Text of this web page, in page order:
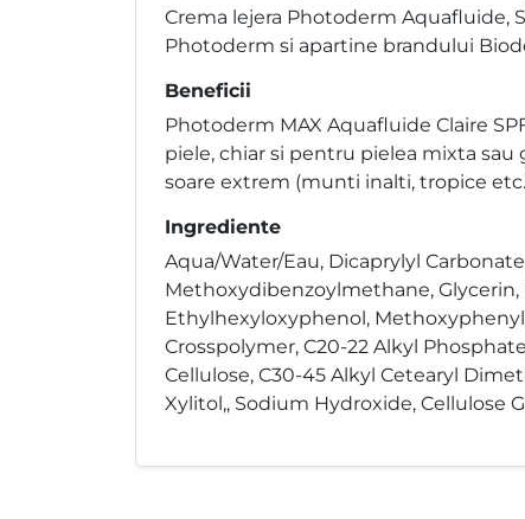
Crema lejera Photoderm Aquafluide,
Photoderm si apartine brandului
Beneficii
Photoderm MAX Aquafluide Claire
piele, chiar si pentru pielea mixta sau
soare extrem (munti inalti, tropice
Ingrediente
Aqua/Water/Eau, Dicaprylyl
Methoxydibenzoylmethane, Glycerin,
Ethylhexyloxyphenol,
Crosspolymer, C20-22 Alkyl
Cellulose, C30-45 Alkyl Cetearyl
Xylitol,, Sodium Hydroxide, Cellulose